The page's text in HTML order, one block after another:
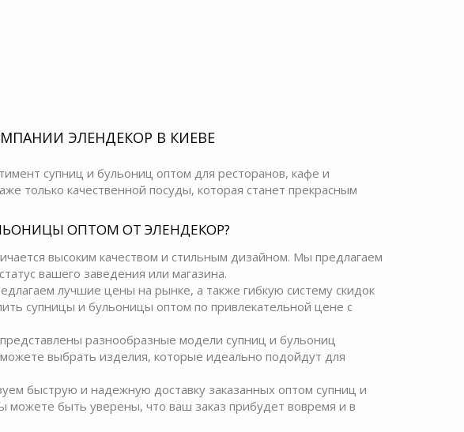
ЭЛЕНДЕКОР В КИЕВЕ
супниц и бульониц оптом для ресторанов, кафе и
только качественной посуды, которая станет прекрасным
ОПТОМ ОТ ЭЛЕНДЕКОР?
высоким качеством и стильным дизайном. Мы предлагаем
вашего заведения или магазина.
лучшие цены на рынке, а также гибкую систему скидок
супницы и бульоницы оптом по привлекательной цене с
разнообразные модели супниц и бульониц
выбрать изделия, которые идеально подойдут для
быструю и надежную доставку заказанных оптом супниц и
можете быть уверены, что ваш заказ прибудет вовремя и в